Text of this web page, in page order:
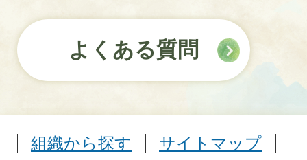
よくある質問
組織から探す
サイトマップ